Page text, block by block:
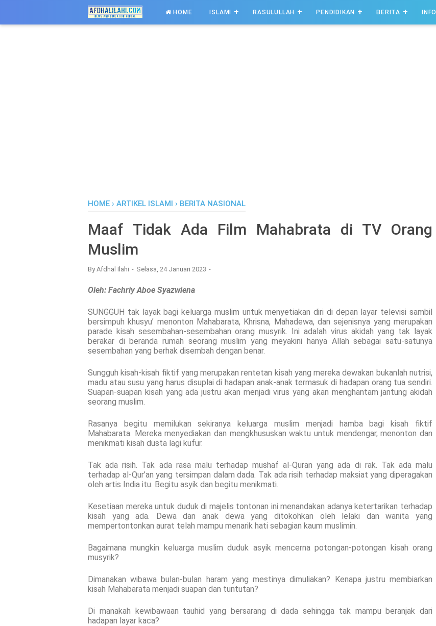
HOME ISLAMI RASULULLAH PENDIDIKAN BERITA INFO
HOME › ARTIKEL ISLAMI › BERITA NASIONAL
Maaf Tidak Ada Film Mahabrata di TV Orang
Muslim
ByAfdhal Ilahi Selasa, 24 Januari 2023
Oleh: Fachriy Aboe Syazwiena
SUNGGUH tak layak bagi keluarga muslim untuk menyetiakan diri di depan layar televisi sambil
bersimpuh khusyu’ menonton Mahabarata, Khrisna, Mahadewa, dan sejenisnya yang merupakan
parade kisah sesembahan-sesembahan orang musyrik. Ini adalah virus akidah yang tak layak
berakar di beranda rumah seorang muslim yang meyakini hanya Allah sebagai satu-satunya
sesembahan yang berhak disembah dengan benar.
Sungguh kisah-kisah fiktif yang merupakan rentetan kisah yang mereka dewakan bukanlah nutrisi,
madu atau susu yang harus disuplai di hadapan anak-anak termasuk di hadapan orang tua sendiri.
Suapan-suapan kisah yang ada justru akan menjadi virus yang akan menghantam jantung akidah
seorang muslim.
Rasanya begitu memilukan sekiranya keluarga muslim menjadi hamba bagi kisah fiktif
Mahabarata. Mereka menyediakan dan mengkhususkan waktu untuk mendengar, menonton dan
menikmati kisah dusta lagi kufur.
Tak ada risih. Tak ada rasa malu terhadap mushaf al-Quran yang ada di rak. Tak ada malu
terhadap al-Qur’an yang tersimpan dalam dada. Tak ada risih terhadap maksiat yang diperagakan
oleh artis India itu. Begitu asyik dan begitu menikmati.
Kesetiaan mereka untuk duduk di majelis tontonan ini menandakan adanya ketertarikan terhadap
kisah yang ada. Dewa dan anak dewa yang ditokohkan oleh lelaki dan wanita yang
mempertontonkan aurat telah mampu menarik hati sebagian kaum muslimin.
Bagaimana mungkin keluarga muslim duduk asyik mencerna potongan-potongan kisah orang
musyrik?
Dimanakan wibawa bulan-bulan haram yang mestinya dimuliakan? Kenapa justru membiarkan
kisah Mahabarata menjadi suapan dan tuntutan?
Di manakah kewibawaan tauhid yang bersarang di dada sehingga tak mampu beranjak dari
hadapan layar kaca?